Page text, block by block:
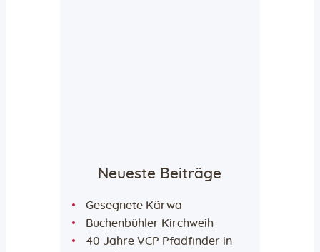
Neueste Beiträge
Gesegnete Kärwa
Buchenbühler Kirchweih
40 Jahre VCP Pfadfinder in